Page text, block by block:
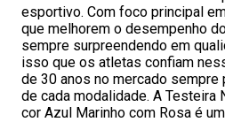
esportivo. Com foco principal
que melhorem o desempenho
sempre surpreendendo em
isso que os atletas confiam
de 30 anos no mercado
de cada modalidade. A Testeira
cor Azul Marinho com Rosa é